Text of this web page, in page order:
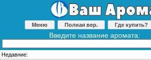
Меню Полная вер. Где купить?
Введите название аромата:
Недавние: